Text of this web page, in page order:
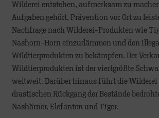
Wilderei entstehen, aufmerksam zu
Aufgaben gehört, Prävention vor Ort zu
Nachfrage nach Wilderei-Produkten wie
Nashorn-Horn einzudämmen und den
Wildtierprodukten zu bekämpfen. Der
Wildtierprodukten ist der viertgrößte
weltweit. Darüber hinaus führt die Wilderei
drastischen Rückgang der Bestände
Nashörner, Elefanten und Tiger.